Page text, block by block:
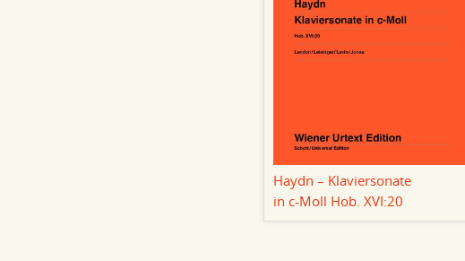
Haydn – Klaviersonate
in c-Moll Hob. XVI:20